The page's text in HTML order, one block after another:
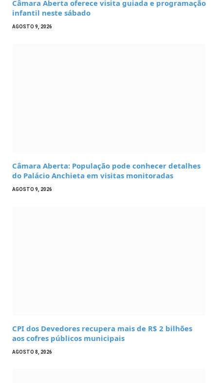
Câmara Aberta oferece visita guiada e programação
infantil neste sábado
AGOSTO 9, 2026
Câmara Aberta: População pode conhecer detalhes
do Palácio Anchieta em visitas monitoradas
AGOSTO 9, 2026
CPI dos Devedores recupera mais de R$ 2 bilhões
aos cofres públicos municipais
AGOSTO 8, 2026